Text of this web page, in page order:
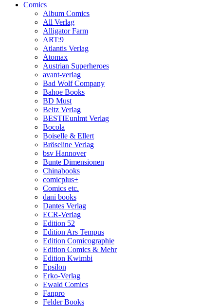
Comics
Album Comics
All Verlag
Alligator Farm
ART:9
Atlantis Verlag
Atomax
Austrian Superheroes
avant-verlag
Bad Wolf Company
Bahoe Books
BD Must
Beltz Verlag
BESTIEunlmt Verlag
Bocola
Boiselle & Ellert
Bröseline Verlag
bsv Hannover
Bunte Dimensionen
Chinabooks
comicplus+
Comics etc.
dani books
Dantes Verlag
ECR-Verlag
Edition 52
Edition Ars Tempus
Edition Comicographie
Edition Comics & Mehr
Edition Kwimbi
Epsilon
Erko-Verlag
Ewald Comics
Fanpro
Felder Books